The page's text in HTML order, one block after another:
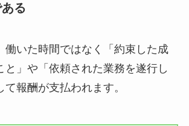
る
働いた時間ではなく「約束した成
と」や「依頼された業務を遂行し
報酬が支払われます。